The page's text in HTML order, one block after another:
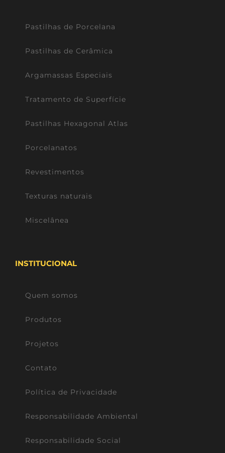
Pastilhas de Porcelana
Pastilhas de Cerâmica
Argamassas Especiais
Tratamento de Superfície
Pastilhas Hexagonal Atlas
Porcelanatos
Revestimentos
Texturas naturais
Miscelânea
INSTITUCIONAL
Quem somos
Produtos
Projetos
Contato
Política de Privacidade
Responsabilidade Ambiental
Responsabilidade Social